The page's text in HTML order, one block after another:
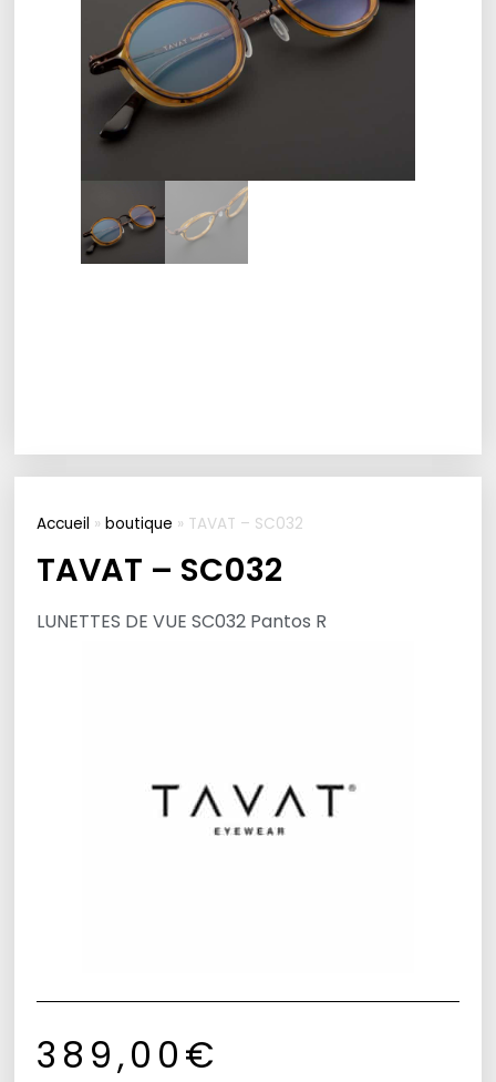
Accueil »boutique » TAVAT – SC032
TAVAT – SC032
LUNETTES DE VUE SC032 Pantos R
389,00€